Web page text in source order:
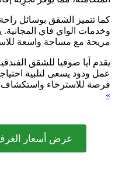
كما تتميز الشقق بوسائل
وخدمات الواي فاي المجانية.
مريحة مع مساحة واسعة
يقدم آيا صوفيا للشقق
عمل ودود يسعى لتلبية
فرصة للاسترخاء
»
عرض أسعار